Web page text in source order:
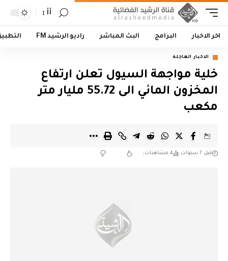
أأ
اخر الاخبار البرامج البث المباشر راديو الرشيد FM
الاخبار العاجلة
خلية مواجهة السيول تعلن ارتفاع
المخزون المائي الى 55.72 مليار متر
مكعب
قبل 7 سنوات 4 مشاهدات